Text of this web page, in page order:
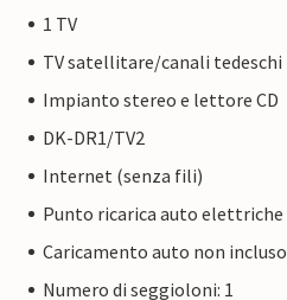
1 TV
TV satellitare/canali tedeschi
Impianto stereo e lettore CD
DK-DR1/TV2
Internet (senza fili)
Punto ricarica auto elettriche
Caricamento auto non incluso
Numero di seggioloni: 1